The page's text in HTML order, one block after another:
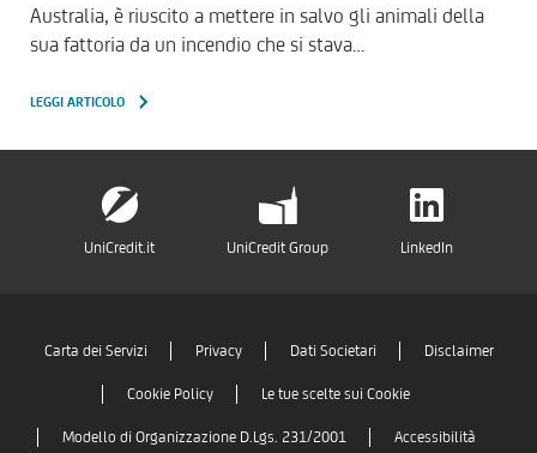
Australia, è riuscito a mettere in salvo gli animali della
sua fattoria da un incendio che si stava…
LEGGI ARTICOLO
UniCredit.it UniCredit Group LinkedIn
Carta dei Servizi Privacy Dati Societari Disclaimer
Cookie Policy Le tue scelte sui Cookie
Modello di Organizzazione D.Lgs. 231/2001 Accessibilità